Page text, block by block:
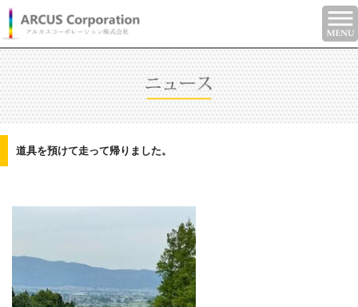
道具を預けて走って帰りました。